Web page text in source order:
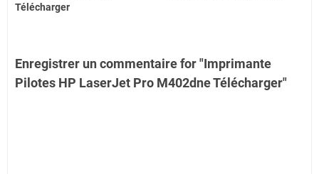
Télécharger
Enregistrer un commentaire for "Imprimante
Pilotes HP LaserJet Pro M402dne Télécharger"